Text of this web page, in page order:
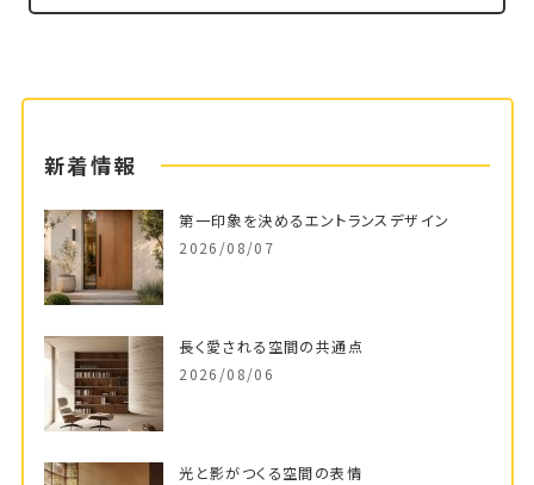
新着情報
第一印象を決めるエントランスデザイン
2026/08/07
長く愛される空間の共通点
2026/08/06
光と影がつくる空間の表情